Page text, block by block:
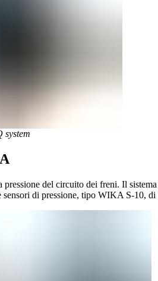
system
del circuito dei freni. Il
sensori di pressione, tipo WIKA S-10, di